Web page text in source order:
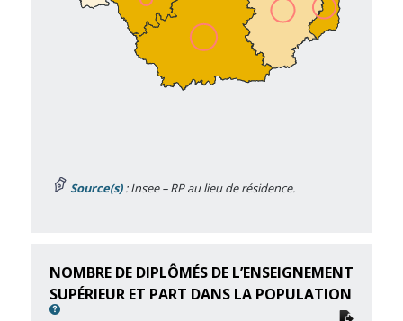
Source(s): Insee – RP au lieu de résidence.
NOMBRE DE DIPLÔMÉS DE L’ENSEIGNEMENT
SUPÉRIEUR ET PART DANS LA POPULATION